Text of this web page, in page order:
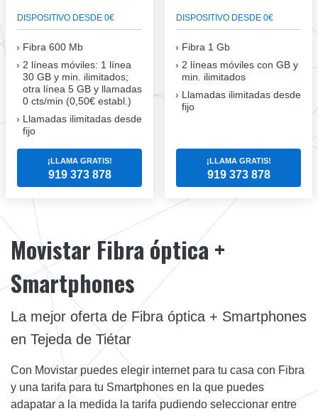
DISPOSITIVO DESDE 0€
Fibra 600 Mb
2 líneas móviles: 1 línea
30 GB y min. ilimitados;
otra línea 5 GB y llamadas
0 cts/min (0,50€ establ.)
Llamadas ilimitadas desde
fijo
¡LLAMA GRATIS!
919 373 878
DISPOSITIVO DESDE 0€
Fibra 1 Gb
2 líneas móviles con GB y
min. ilimitados
Llamadas ilimitadas desde
fijo
¡LLAMA GRATIS!
919 373 878
Movistar Fibra óptica +
Smartphones
La mejor oferta de Fibra óptica + Smartphones
en Tejeda de Tiétar
Con Movistar puedes elegir internet para tu casa con Fibra
y una tarifa para tu Smartphones en la que puedes
adapatar a la medida la tarifa pudiendo seleccionar entre